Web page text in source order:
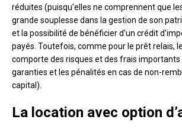
réduites (puisqu’elles ne comprennent que
grande souplesse dans la gestion de son
et la possibilité de bénéficier d’un crédit
payés. Toutefois, comme pour le prêt relais,
comporte des risques et des frais
garanties et les pénalités en cas de non-
capital).
La location avec option